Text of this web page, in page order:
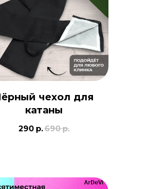
чехол для
катаны
290 р.690 р.